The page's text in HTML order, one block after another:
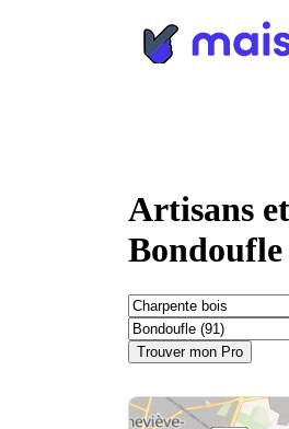
Artisans
Bondoufle
Trouver mon Pro